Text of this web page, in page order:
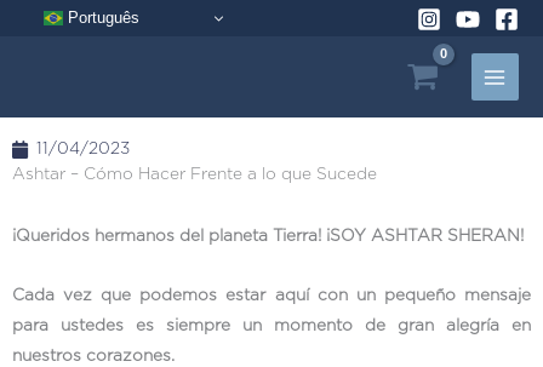
Português
11/04/2023
Ashtar – Cómo Hacer Frente a lo que Sucede
¡Queridos hermanos del planeta Tierra! ¡SOY ASHTAR SHERAN!
Cada vez que podemos estar aquí con un pequeño mensaje
para ustedes es siempre un momento de gran alegría en
nuestros corazones.